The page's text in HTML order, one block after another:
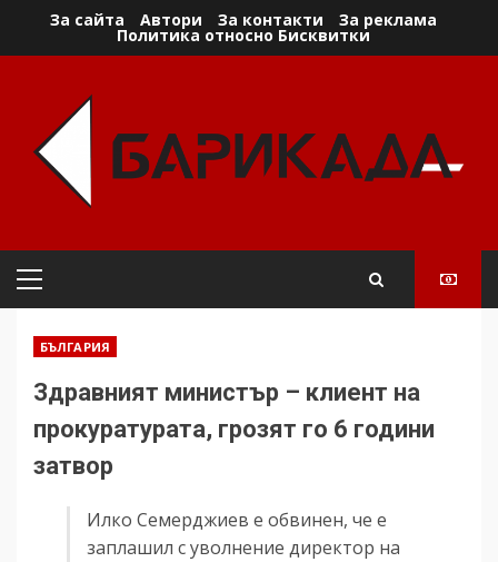
За сайта Автори За контакти За реклама
Политика относно Бисквитки
Primary
БЪЛГАРИЯ
Здравният министър – клиент на
прокуратурата, грозят го 6 години
затвор
Илко Семерджиев е обвинен, че е
заплашил с уволнение директор на